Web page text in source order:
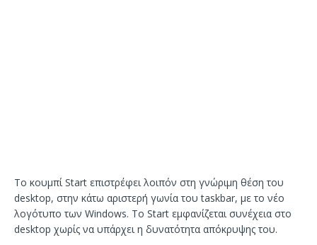
Το κουμπί Start επιστρέφει λοιπόν στη γνώριμη θέση του
desktop, στην κάτω αριστερή γωνία του taskbar, με το νέο
λογότυπο των Windows. Το Start εμφανίζεται συνέχεια στο
desktop χωρίς να υπάρχει η δυνατότητα απόκρυψης του.